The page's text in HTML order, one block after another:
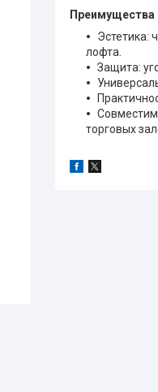
Преимущества
Эстетика:
лофта.
Защита:
торговых